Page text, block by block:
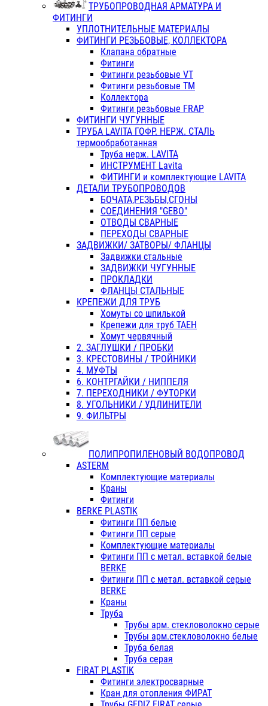
ТРУБОПРОВОДНАЯ АРМАТУРА И
ФИТИНГИ
УПЛОТНИТЕЛЬНЫЕ МАТЕРИАЛЫ
ФИТИНГИ РЕЗЬБОВЫЕ, КОЛЛЕКТОРА
Клапана обратные
Фитинги
Фитинги резьбовые VT
Фитинги резьбовые ТМ
Коллектора
Фитинги резьбовые FRAP
ФИТИНГИ ЧУГУННЫЕ
ТРУБА LAVITA ГОФР. НЕРЖ. СТАЛЬ
термообработанная
Труба нерж. LAVITA
ИНСТРУМЕНТ Lavita
ФИТИНГИ и комплектующие LAVITA
ДЕТАЛИ ТРУБОПРОВОДОВ
БОЧАТА,РЕЗЬБЫ,СГОНЫ
СОЕДИНЕНИЯ "GEBO"
ОТВОДЫ СВАРНЫЕ
ПЕРЕХОДЫ СВАРНЫЕ
ЗАДВИЖКИ/ ЗАТВОРЫ/ ФЛАНЦЫ
Задвижки стальные
ЗАДВИЖКИ ЧУГУННЫЕ
ПРОКЛАДКИ
ФЛАНЦЫ СТАЛЬНЫЕ
КРЕПЕЖИ ДЛЯ ТРУБ
Хомуты со шпилькой
Крепежи для труб ТАЕН
Хомут червячный
2. ЗАГЛУШКИ / ПРОБКИ
3. КРЕСТОВИНЫ / ТРОЙНИКИ
4. МУФТЫ
6. КОНТРГАЙКИ / НИППЕЛЯ
7. ПЕРЕХОДНИКИ / ФУТОРКИ
8. УГОЛЬНИКИ / УДЛИНИТЕЛИ
9. ФИЛЬТРЫ
ПОЛИПРОПИЛЕНОВЫЙ ВОДОПРОВОД
ASTERM
Комплектующие материалы
Краны
Фитинги
BERKE PLASTIK
Фитинги ПП белые
Фитинги ПП серые
Комплектующие материалы
Фитинги ПП с метал. вставкой белые
BERKE
Фитинги ПП с метал. вставкой серые
BERKE
Краны
Труба
Трубы арм. стекловолокно серые
Трубы арм.стекловолокно белые
Труба белая
Труба серая
FIRAT PLASTIK
Фитинги электросварные
Кран для отопления ФИРАТ